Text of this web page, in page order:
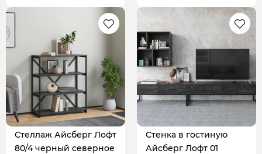
Стеллаж Айсберг Лофт
80/4 черный северное
Стенка в гостиную
Айсберг Лофт 01